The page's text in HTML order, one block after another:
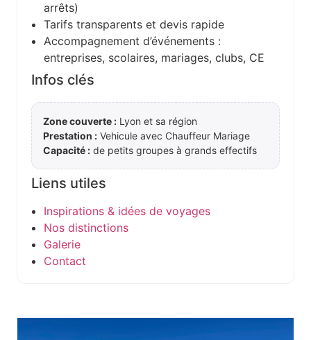
arrêts)
Tarifs transparents et devis rapide
Accompagnement d’événements :
entreprises, scolaires, mariages, clubs, CE
Infos clés
Zone couverte : Lyon et sa région
Prestation : Vehicule avec Chauffeur Mariage
Capacité : de petits groupes à grands effectifs
Liens utiles
Inspirations & idées de voyages
Nos distinctions
Galerie
Contact